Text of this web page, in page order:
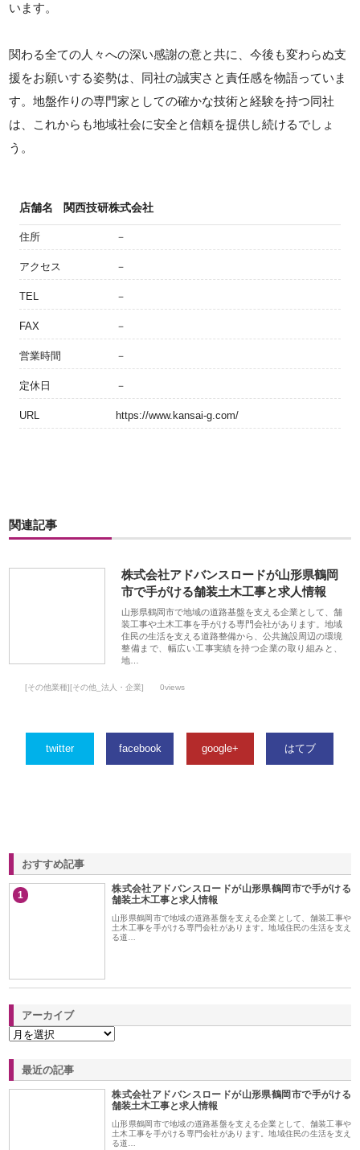
います。
関わる全ての人々への深い感謝の意と共に、今後も変わらぬ支
援をお願いする姿勢は、同社の誠実さと責任感を物語っていま
す。地盤作りの専門家としての確かな技術と経験を持つ同社
は、これからも地域社会に安全と信頼を提供し続けるでしょ
う。
店舗名 関西技研株式会社
住所 －
アクセス －
TEL －
FAX －
営業時間 －
定休日 －
URL https://www.kansai-g.com/
関連記事
株式会社アドバンスロードが山形県鶴岡
市で手がける舗装土木工事と求人情報
山形県鶴岡市で地域の道路基盤を支える企業として、舗
装工事や土木工事を手がける専門会社があります。地域
住民の生活を支える道路整備から、公共施設周辺の環境
整備まで、幅広い工事実績を持つ企業の取り組みと、
地…
[その他業種][その他_法人・企業] 0views
twitter facebook google+ はてブ
おすすめ記事
1
株式会社アドバンスロードが山形県鶴岡市で手がける
舗装土木工事と求人情報
山形県鶴岡市で地域の道路基盤を支える企業として、舗装工事や
土木工事を手がける専門会社があります。地域住民の生活を支え
る道…
アーカイブ
最近の記事
株式会社アドバンスロードが山形県鶴岡市で手がける
舗装土木工事と求人情報
山形県鶴岡市で地域の道路基盤を支える企業として、舗装工事や
土木工事を手がける専門会社があります。地域住民の生活を支え
る道…